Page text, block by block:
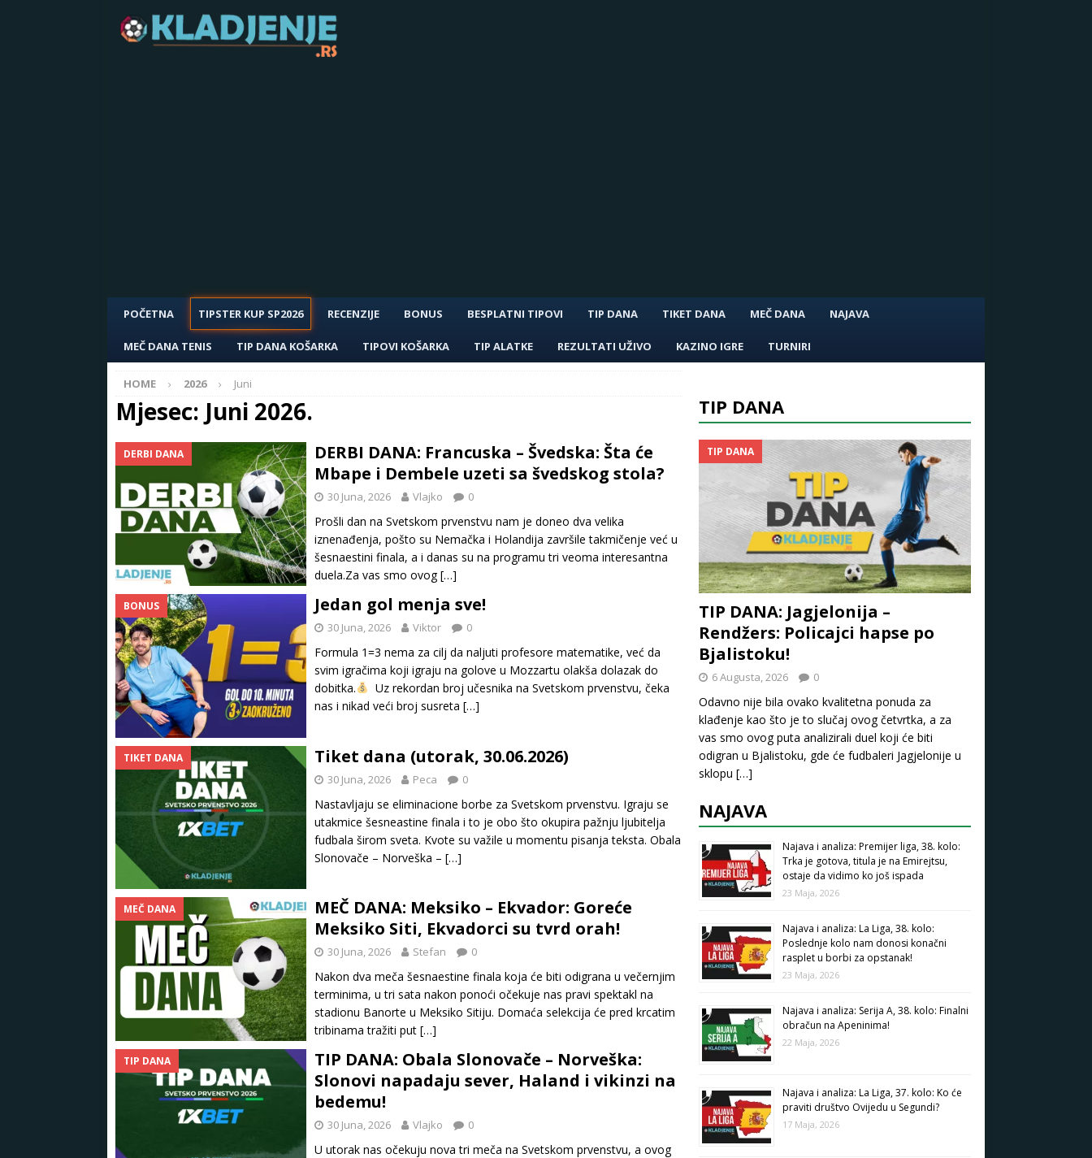
POČETNA TIPSTER KUP SP2026 RECENZIJE BONUS BESPLATNI TIPOVI TIP DANA TIKET DANA MEČ DANA NAJAVA
MEČ DANA TENIS TIP DANA KOŠARKA TIPOVI KOŠARKA TIP ALATKE REZULTATI UŽIVO KAZINO IGRE TURNIRI
HOME 2026 Juni
Mjesec: Juni 2026.
DERBI DANA
DERBI DANA: Francuska – Švedska: Šta će
Mbape i Dembele uzeti sa švedskog stola?
30 Juna, 2026 Vlajko 0
Prošli dan na Svetskom prvenstvu nam je doneo dva velika
iznenađenja, pošto su Nemačka i Holandija završile takmičenje već u
šesnaestini finala, a i danas su na programu tri veoma interesantna
duela.Za vas smo ovog[…]
BONUS Jedan gol menja sve!
30 Juna, 2026 Viktor 0
Formula 1=3 nema za cilj da naljuti profesore matematike, već da
svim igračima koji igraju na golove u Mozzartu olakša dolazak do
dobitka.
Uz rekordan broj učesnika na Svetskom prvenstvu, čeka
nas i nikad veći broj susreta […]
TIKET DANA Tiket dana (utorak, 30.06.2026)
30 Juna, 2026 Peca 0
Nastavljaju se eliminacione borbe za Svetskom prvenstvu. Igraju se
utakmice šesneastine finala i to je obo što okupira pažnju ljubitelja
fudbala širom sveta. Kvote su važile u momentu pisanja teksta. Obala
Slonovače – Norveška – […]
MEČ DANA
MEČ DANA: Meksiko – Ekvador: Goreće
Meksiko Siti, Ekvadorci su tvrd orah!
30 Juna, 2026 Stefan 0
Nakon dva meča šesnaestine finala koja će biti odigrana u večernjim
terminima, u tri sata nakon ponoći očekuje nas pravi spektakl na
stadionu Banorte u Meksiko Sitiju. Domaća selekcija će pred krcatim
tribinama tražiti put […]
TIP DANA
TIP DANA: Obala Slonovače – Norveška:
Slonovi napadaju sever, Haland i vikinzi na
bedemu!
30 Juna, 2026 Vlajko 0
U utorak nas očekuju nova tri meča na Svetskom prvenstvu, a ovog
TIP DANA
TIP DANA
TIP DANA: Jagjelonija –
Rendžers: Policajci hapse po
Bjalistoku!
6 Augusta, 2026 0
Odavno nije bila ovako kvalitetna ponuda za
klađenje kao što je to slučaj ovog četvrtka, a za
vas smo ovog puta analizirali duel koji će biti
odigran u Bjalistoku, gde će fudbaleri Jagjelonije u
sklopu […]
NAJAVA
Najava i analiza: Premijer liga, 38. kolo:
Trka je gotova, titula je na Emirejtsu,
ostaje da vidimo ko još ispada
23 Maja, 2026
Najava i analiza: La Liga, 38. kolo:
Poslednje kolo nam donosi konačni
rasplet u borbi za opstanak!
23 Maja, 2026
Najava i analiza: Serija A, 38. kolo: Finalni
obračun na Apeninima!
22 Maja, 2026
Najava i analiza: La Liga, 37. kolo: Ko će
praviti društvo Ovijedu u Segundi?
17 Maja, 2026